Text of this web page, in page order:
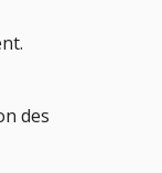
des